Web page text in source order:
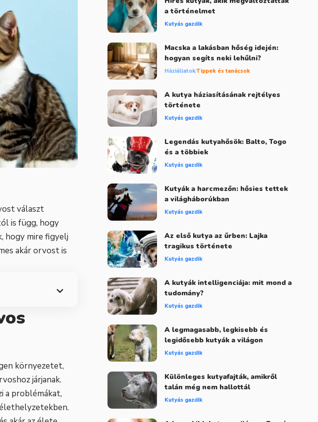
választ
is függ, hogy
hogy mire figyelj
akár orvost is
környezetet,
járjanak.
a problémákat,
a történelmet
Kutyás gazdik
Macska a lakásban hőség idején:
hogyan segíts neki lehűlni?
HáziállatokTippek és tanácsok
A kutya háziasításának rejtélyes
története
Kutyás gazdik
Legendás kutyahősök: Balto, Togo
és a többiek
Kutyás gazdik
Kutyák a harcmezőn: hősies tettek
a világháborúkban
Kutyás gazdik
Az első kutya az űrben: Lajka
tragikus története
Kutyás gazdik
A kutyák intelligenciája: mit mond a
tudomány?
Kutyás gazdik
A legmagasabb, legkisebb és
legidősebb kutyák a világon
Kutyás gazdik
Különleges kutyafajták, amikről
talán még nem hallottál
Kutyás gazdik